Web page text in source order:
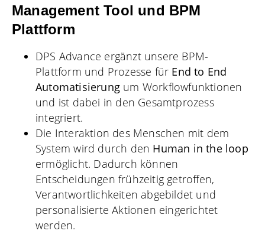
Management Tool und BPM
Plattform
DPS Advance ergänzt unsere BPM-
Plattform und Prozesse für End to End
Automatisierung um Workflowfunktionen
und ist dabei in den Gesamtprozess
integriert.
Die Interaktion des Menschen mit dem
System wird durch den Human in the loop
ermöglicht. Dadurch können
Entscheidungen frühzeitig getroffen,
Verantwortlichkeiten abgebildet und
personalisierte Aktionen eingerichtet
werden.